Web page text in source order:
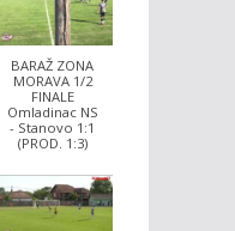
BARAŽ ZONA
MORAVA 1/2
FINALE
Omladinac NS
- Stanovo 1:1
(PROD. 1:3)